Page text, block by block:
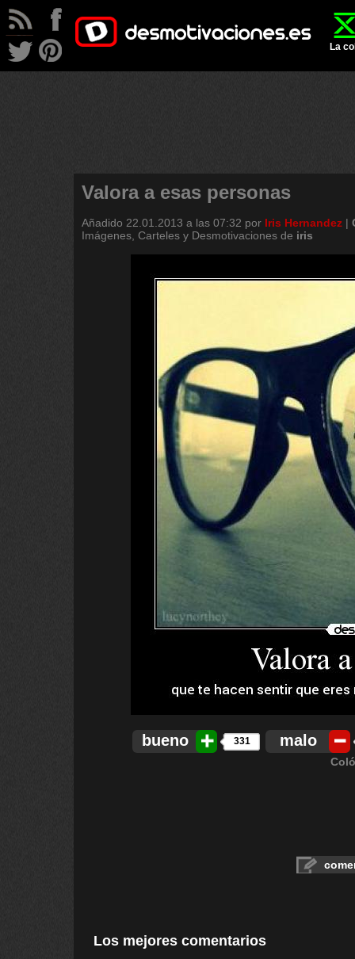
La
Valora a esas personas
Añadido 22.01.2013 a las 07:32 por Iris Hernandez |
Imágenes, Carteles y Desmotivaciones de iris
bueno 331 malo
Los mejores comentarios